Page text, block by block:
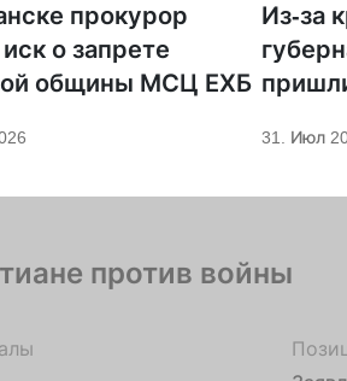
прокурор
о запрете
общины МСЦ ЕХБ
Из-за
31. Июл
против войны